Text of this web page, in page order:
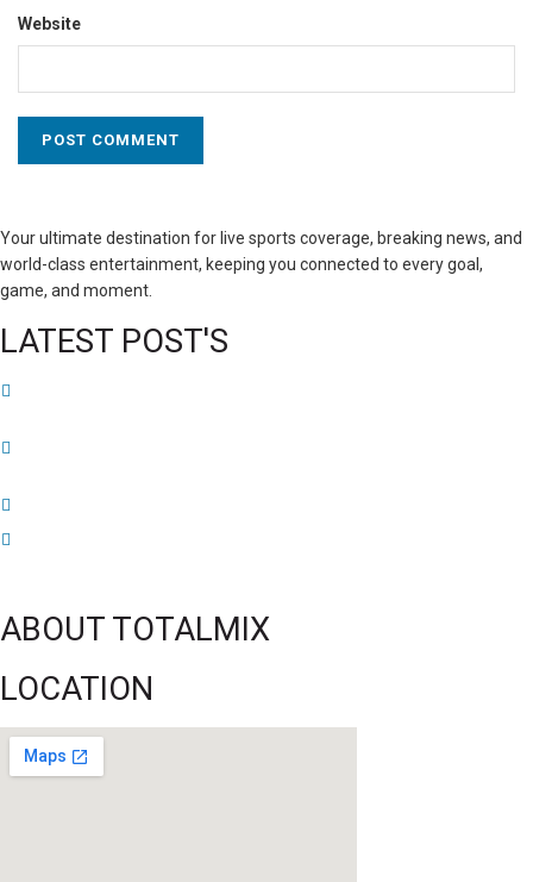
Website
Your ultimate destination for live sports coverage, breaking news, and
world-class entertainment, keeping you connected to every goal,
game, and moment.
LATEST POST'S
ABOUT TOTALMIX
LOCATION